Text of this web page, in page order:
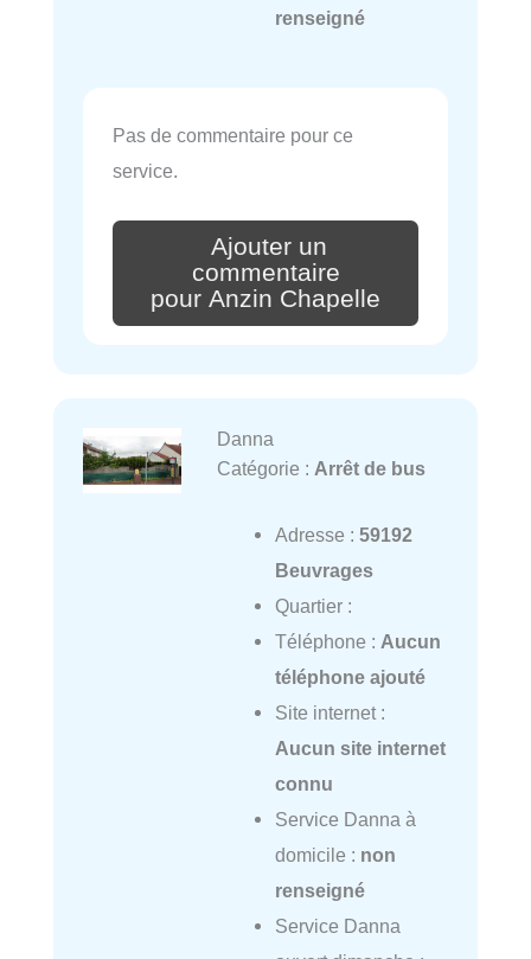
renseigné
Pas de commentaire pour ce
service.
Ajouter un
commentaire
pour Anzin Chapelle
Danna
Catégorie : Arrêt de bus
Adresse : 59192
Beuvrages
Quartier :
Téléphone : Aucun
téléphone ajouté
Site internet :
Aucun site internet
connu
Service Danna à
domicile : non
renseigné
Service Danna